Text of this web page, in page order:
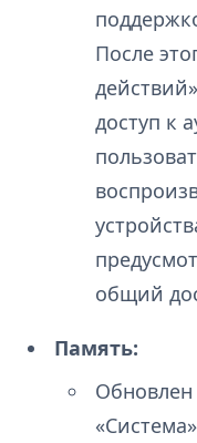
После
доступ к
общий
Память: